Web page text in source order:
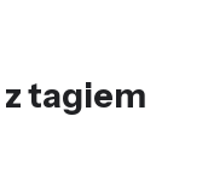
z tagiem